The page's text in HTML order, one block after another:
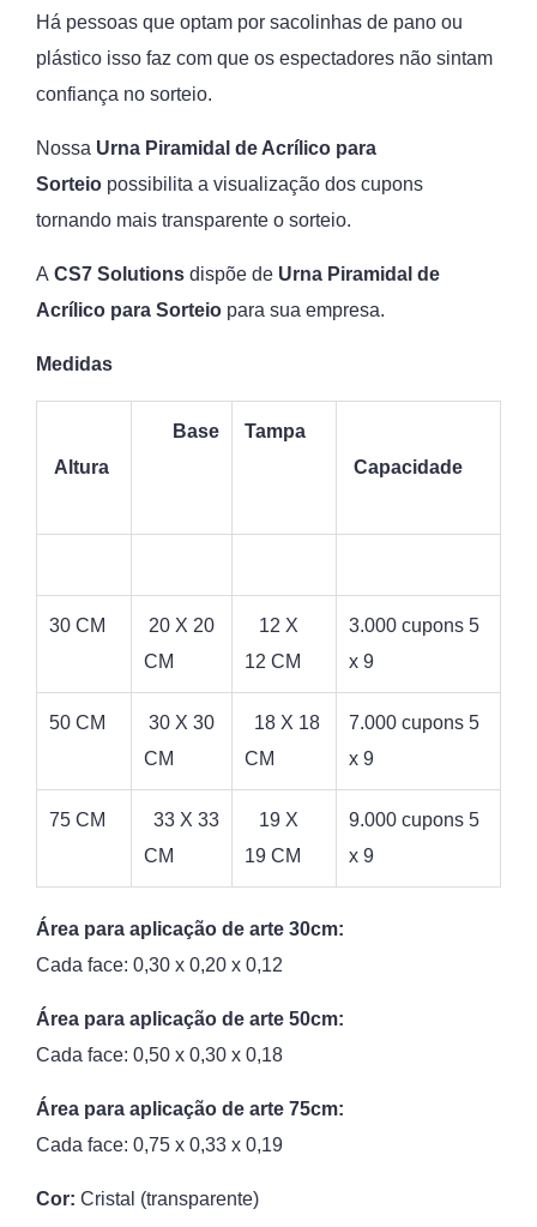
Há pessoas que optam por sacolinhas de pano ou
plástico isso faz com que os espectadores não sintam
confiança no sorteio.
Nossa Urna Piramidal de Acrílico para
Sorteio possibilita a visualização dos cupons
tornando mais transparente o sorteio.
A CS7 Solutions dispõe de Urna Piramidal de
Acrílico para Sorteio para sua empresa.
Medidas
Altura
Base
Tampa
Capacidade
30 CM
20 X 20
CM
12 X
12 CM
3.000 cupons 5
x 9
50 CM
30 X 30
CM
18 X 18
CM
7.000 cupons 5
x 9
75 CM
33 X 33
CM
19 X
19 CM
9.000 cupons 5
x 9
Área para aplicação de arte 30cm:
Cada face: 0,30 x 0,20 x 0,12
Área para aplicação de arte 50cm:
Cada face: 0,50 x 0,30 x 0,18
Área para aplicação de arte 75cm:
Cada face: 0,75 x 0,33 x 0,19
Cor: Cristal (transparente)